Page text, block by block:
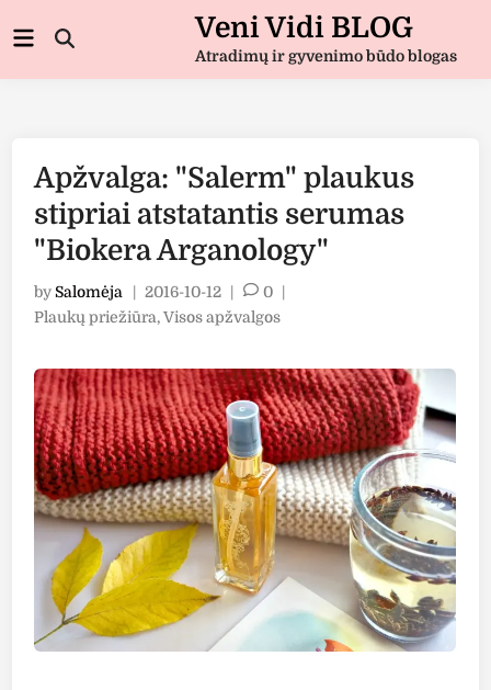
to
Veni Vidi BLOG
Atradimų ir gyvenimo būdo blogas
Open
Main
Apžvalga: "Salerm" plaukus
stipriai atstatantis serumas
"Biokera Arganology"
bySalomėja 2016-10-12 0
Posted
Plaukų priežiūra,Visos apžvalgos